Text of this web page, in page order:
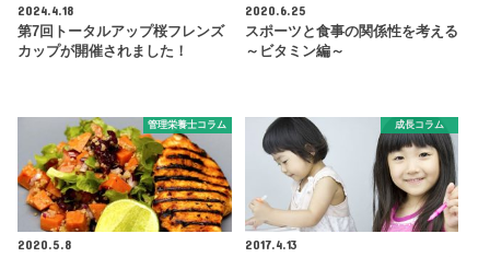
2024.4.18
第7回トータルアップ桜フレンズ
カップが開催されました！
2020.6.25
スポーツと食事の関係性を考える
～ビタミン編～
管理栄養士コラム
2020.5.8
成長コラム
2017.4.13